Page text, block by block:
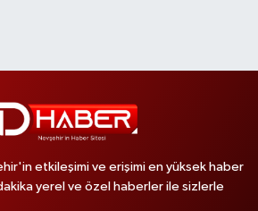
etkileşimi ve erişimi en yüksek haber
yerel ve özel haberler ile sizlerle